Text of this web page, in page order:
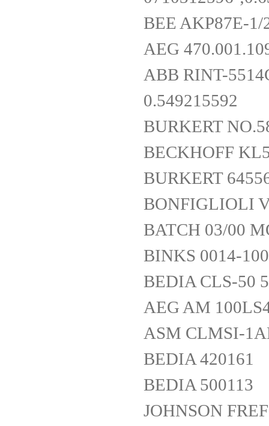
BEE AKP87E-
AEG
ABB RINT-
0.549215592
BURKERT
BECKHOFF
BURKERT
BONFIGLIOLI
BATCH 03/00
BINKS 0014-
BEDIA CLS-50
AEG AM
ASM CLMSI-
BEDIA 420161
BEDIA 500113
JOHNSON